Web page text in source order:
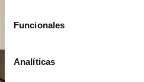
Funcionales
Analíticas